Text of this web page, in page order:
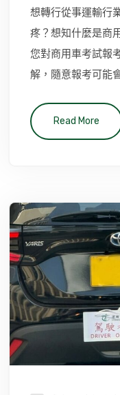
想轉行從事運輸行
疼？想知什麼是商
您對商用車考試報
解，隨意報考可能
Read More